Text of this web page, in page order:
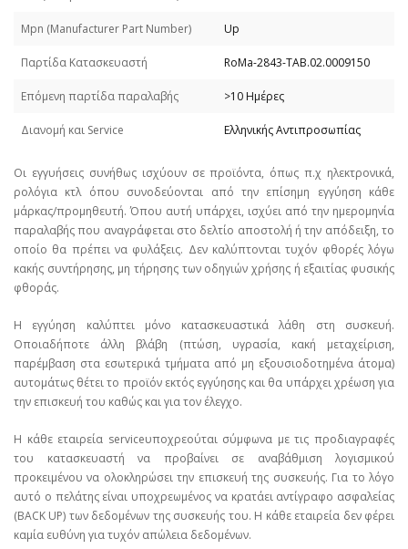
Mpn (Manufacturer Part Number) Up
Παρτίδα Κατασκευαστή RoMa-2843-TAB.02.0009150
Επόμενη παρτίδα παραλαβής >10 Ημέρες
Διανομή και Service Ελληνικής Αντιπροσωπίας
Οι εγγυήσεις συνήθως ισχύουν σε προϊόντα, όπως π.χ ηλεκτρονικά,
ρολόγια κτλ όπου συνοδεύονται από την επίσημη εγγύηση κάθε
μάρκας/προμηθευτή. Όπου αυτή υπάρχει, ισχύει από την ημερομηνία
παραλαβής που αναγράφεται στο δελτίο αποστολή ή την απόδειξη, το
οποίο θα πρέπει να φυλάξεις. Δεν καλύπτονται τυχόν φθορές λόγω
κακής συντήρησης, μη τήρησης των οδηγιών χρήσης ή εξαιτίας φυσικής
φθοράς.
Η εγγύηση καλύπτει μόνο κατασκευαστικά λάθη στη συσκευή.
Οποιαδήποτε άλλη βλάβη (πτώση, υγρασία, κακή μεταχείριση,
παρέμβαση στα εσωτερικά τμήματα από μη εξουσιοδοτημένα άτομα)
αυτομάτως θέτει το προϊόν εκτός εγγύησης και θα υπάρχει χρέωση για
την επισκευή του καθώς και για τον έλεγχο.
Η κάθε εταιρεία serviceυποχρεούται σύμφωνα με τις προδιαγραφές
του κατασκευαστή να προβαίνει σε αναβάθμιση λογισμικού
προκειμένου να ολοκληρώσει την επισκευή της συσκευής. Για το λόγο
αυτό ο πελάτης είναι υποχρεωμένος να κρατάει αντίγραφο ασφαλείας
(BACK UP) των δεδομένων της συσκευής του. Η κάθε εταιρεία δεν φέρει
καμία ευθύνη για τυχόν απώλεια δεδομένων.